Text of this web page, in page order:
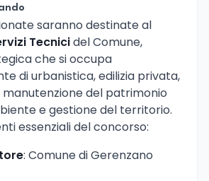
saranno destinate al
Tecnicidel Comune,
che si occupa
di urbanistica, edilizia privata,
manutenzione del patrimonio
e gestione del territorio.
essenziali del concorso:
: Comune di Gerenzano